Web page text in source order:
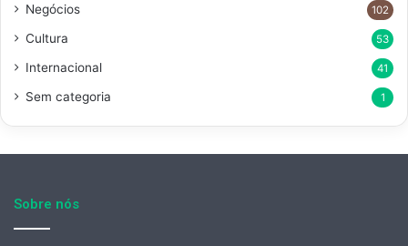
Negócios 102
Cultura 53
Internacional 41
Sem categoria 1
Sobre nós